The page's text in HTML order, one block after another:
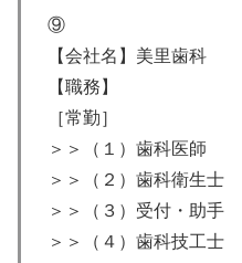
⑨
【会社名】美里歯科
【職務】
［常勤］
＞＞（１）歯科医師
＞＞（２）歯科衛生士
＞＞（３）受付・助手
＞＞（４）歯科技工士